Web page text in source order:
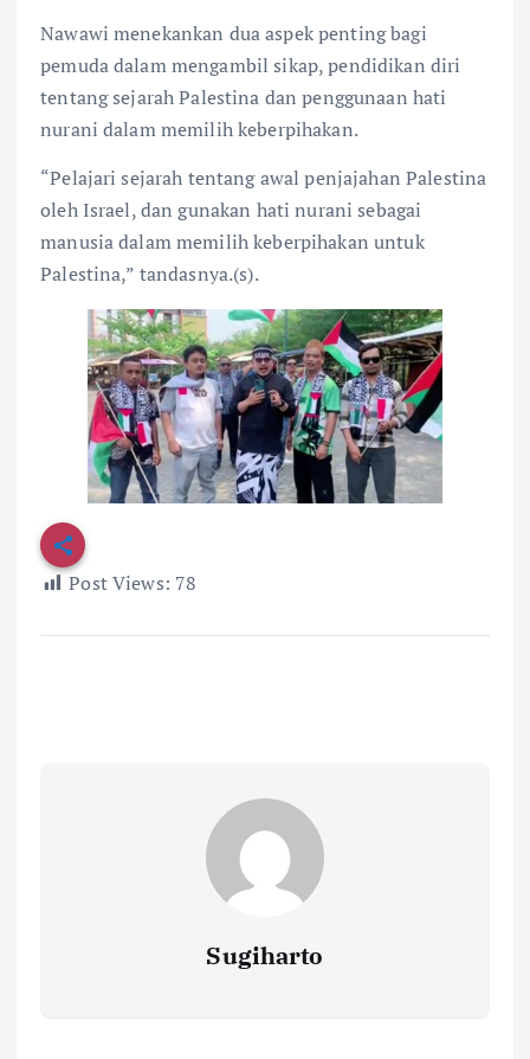
Nawawi menekankan dua aspek penting bagi
pemuda dalam mengambil sikap, pendidikan diri
tentang sejarah Palestina dan penggunaan hati
nurani dalam memilih keberpihakan.
“Pelajari sejarah tentang awal penjajahan Palestina
oleh Israel, dan gunakan hati nurani sebagai
manusia dalam memilih keberpihakan untuk
Palestina,” tandasnya.(s).
Post Views: 78
Sugiharto